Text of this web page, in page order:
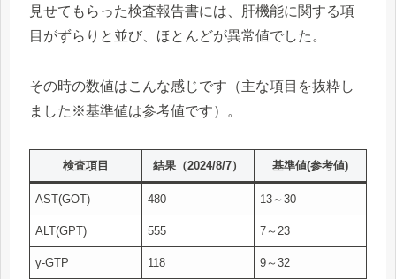
見せてもらった検査報告書には、肝機能に関する項
目がずらりと並び、ほとんどが異常値でした。
その時の数値はこんな感じです（主な項目を抜粋し
ました※基準値は参考値です）。
検査項目 結果（2024/8/7） 基準値(参考値)
AST(GOT) 480 13～30
ALT(GPT) 555 7～23
γ-GTP 118 9～32